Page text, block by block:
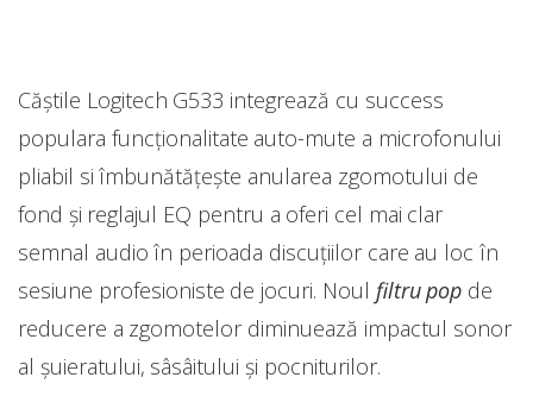
Căștile Logitech G533 integrează cu success
populara funcționalitate auto-mute a microfonului
pliabil si îmbunătățește anularea zgomotului de
fond și reglajul EQ pentru a oferi cel mai clar
semnal audio în perioada discuțiilor care au loc în
sesiune profesioniste de jocuri. Noul filtru pop de
reducere a zgomotelor diminuează impactul sonor
al șuieratului, sâsâitului și pocniturilor.